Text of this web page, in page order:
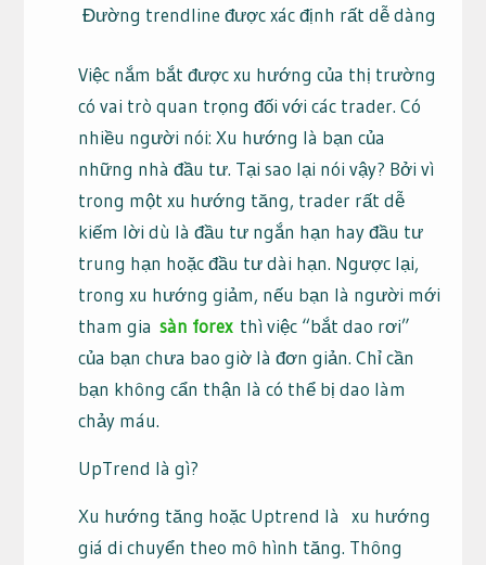
Đường trendline được xác định rất dễ dàng
Việc nắm bắt được xu hướng của thị trường
có vai trò quan trọng đối với các trader. Có
nhiều người nói: Xu hướng là bạn của
những nhà đầu tư. Tại sao lại nói vậy? Bởi vì
trong một xu hướng tăng, trader rất dễ
kiếm lời dù là đầu tư ngắn hạn hay đầu tư
trung hạn hoặc đầu tư dài hạn. Ngược lại,
trong xu hướng giảm, nếu bạn là người mới
tham gia sàn forexthì việc “bắt dao rơi”
của bạn chưa bao giờ là đơn giản. Chỉ cần
bạn không cẩn thận là có thể bị dao làm
chảy máu.
UpTrend là gì?
Xu hướng tăng hoặc Uptrend là xu hướng
giá di chuyển theo mô hình tăng. Thông